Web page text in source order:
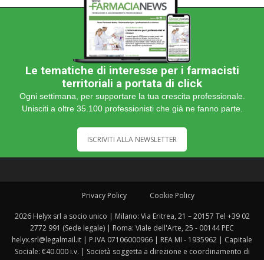
Le tematiche di interesse per i farmacisti
territoriali a portata di click
Ogni settimana, per supportare la tua crescita professionale.
Unisciti a oltre 35.100 professionisti che già ne fanno parte.
ISCRIVITI ALLA NEWSLETTER
Privacy Policy Cookie Policy
2026 Helyx srl a socio unico | Milano: Via Eritrea, 21 – 20157 Tel +39 02
2772 991 (Sede legale) | Roma: Viale dell'Arte, 25 - 00144 PEC
helyx.srl@legalmail.it | P.IVA 07106000966 | REA MI - 1935962 | Capitale
Sociale: €40.000 i.v. | Società soggetta a direzione e coordinamento di